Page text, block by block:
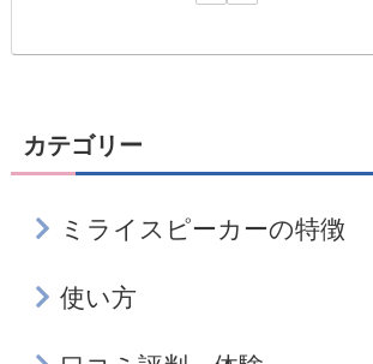
カテゴリー
ミライスピーカーの特徴
使い方